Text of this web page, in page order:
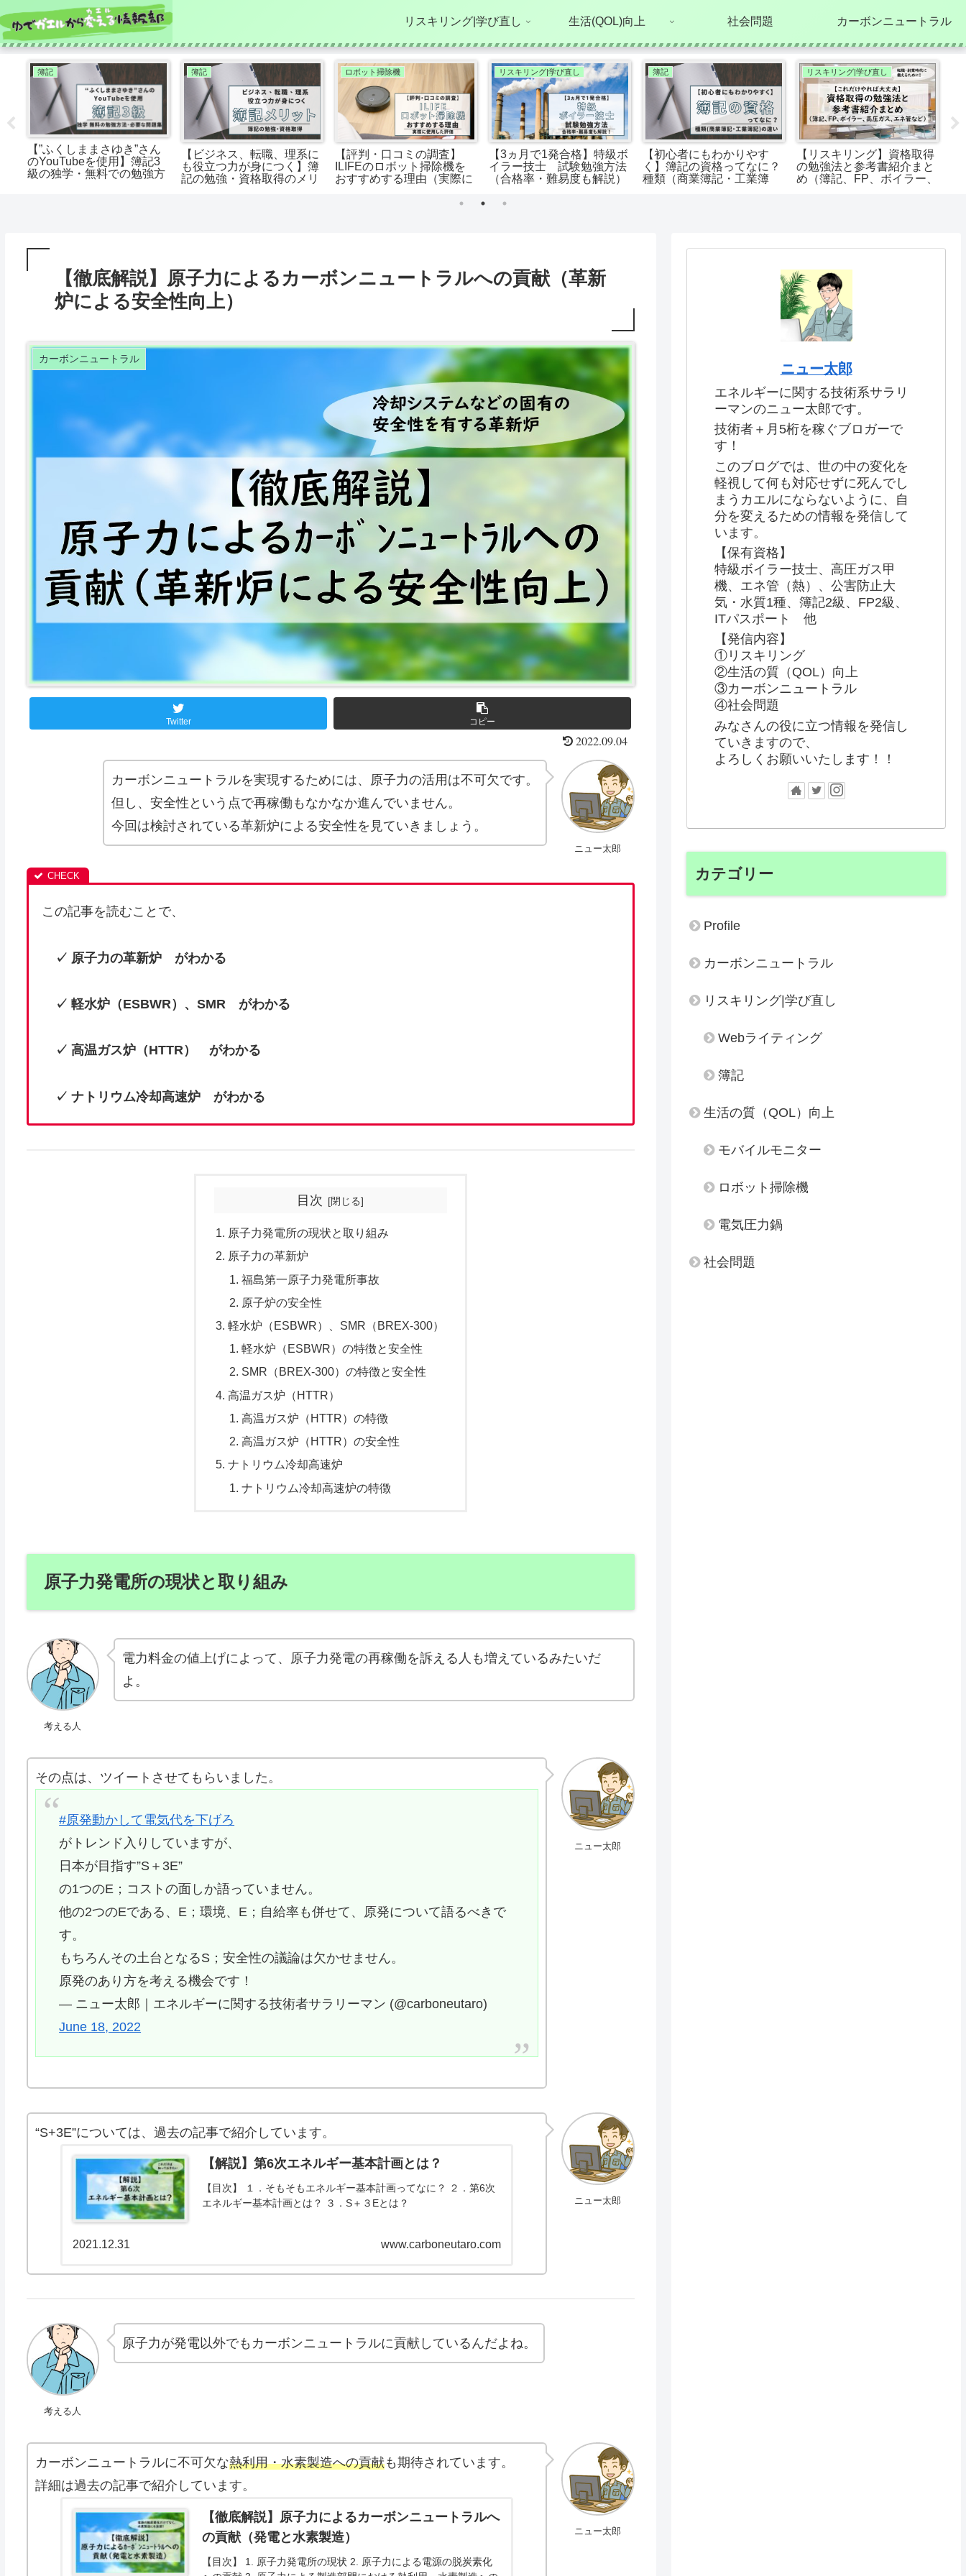
リスキリング|学び直し 生活(QOL)向上 社会問題 カーボンニュートラル
簿記
【”ふくしままさゆき”さん
のYouTubeを使用】簿記3
級の独学・無料での勉強方
簿記
【ビジネス、転職、理系に
も役立つ力が身につく】簿
記の勉強・資格取得のメリ
ロボット掃除機
【評判・口コミの調査】
ILIFEのロボット掃除機を
おすすめする理由（実際に
リスキリング|学び直し
【3ヵ月で1発合格】特級ボ
イラー技士 試験勉強方法
（合格率・難易度も解説）
簿記
【初心者にもわかりやす
く】簿記の資格ってなに？
種類（商業簿記・工業簿
リスキリング|学び直し
【リスキリング】資格取得
の勉強法と参考書紹介まと
め（簿記、FP、ボイラー、
【徹底解説】原子力によるカーボンニュートラルへの貢献（革新
炉による安全性向上）
カーボンニュートラル
Twitter コピー
2022.09.04
ニュー太郎
カーボンニュートラルを実現するためには、原子力の活用は不可欠です。
但し、安全性という点で再稼働もなかなか進んでいません。
今回は検討されている革新炉による安全性を見ていきましょう。
この記事を読むことで、
✓ 原子力の革新炉 がわかる
✓ 軽水炉（ESBWR）、SMR がわかる
✓ 高温ガス炉（HTTR） がわかる
✓ ナトリウム冷却高速炉 がわかる
目次
原子力発電所の現状と取り組み
原子力の革新炉
福島第一原子力発電所事故
原子炉の安全性
軽水炉（ESBWR）、SMR（BREX-300）
軽水炉（ESBWR）の特徴と安全性
SMR（BREX-300）の特徴と安全性
高温ガス炉（HTTR）
高温ガス炉（HTTR）の特徴
高温ガス炉（HTTR）の安全性
ナトリウム冷却高速炉
ナトリウム冷却高速炉の特徴
原子力発電所の現状と取り組み
考える人
電力料金の値上げによって、原子力発電の再稼働を訴える人も増えているみたいだ
よ。
ニュー太郎
その点は、ツイートさせてもらいました。
#原発動かして電気代を下げろ
がトレンド入りしていますが、
日本が目指す”S＋3E”
の1つのE；コストの面しか語っていません。
他の2つのEである、E；環境、E；自給率も併せて、原発について語るべきで
す。
もちろんその土台となるS；安全性の議論は欠かせません。
原発のあり方を考える機会です！
— ニュー太郎｜エネルギーに関する技術者サラリーマン (@carboneutaro)
June 18, 2022
ニュー太郎
“S+3E”については、過去の記事で紹介しています。
【解説】第6次エネルギー基本計画とは？
【目次】 １．そもそもエネルギー基本計画ってなに？ ２．第6次
エネルギー基本計画とは？ ３．S＋３Eとは？
www.carboneutaro.com
2021.12.31
考える人
原子力が発電以外でもカーボンニュートラルに貢献しているんだよね。
ニュー太郎
カーボンニュートラルに不可欠な熱利用・水素製造への貢献も期待されています。
詳細は過去の記事で紹介しています。
【徹底解説】原子力によるカーボンニュートラルへ
の貢献（発電と水素製造）
【目次】 1. 原子力発電所の現状 2. 原子力による電源の脱炭素化
ニュー太郎
エネルギーに関する技術系サラリ
ーマンのニュー太郎です。
技術者＋月5桁を稼ぐブロガーで
す！
このブログでは、世の中の変化を
軽視して何も対応せずに死んでし
まうカエルにならないように、自
分を変えるための情報を発信して
います。
【保有資格】
特級ボイラー技士、高圧ガス甲
機、エネ管（熱）、公害防止大
気・水質1種、簿記2級、FP2級、
ITパスポート 他
【発信内容】
①リスキリング
②生活の質（QOL）向上
③カーボンニュートラル
④社会問題
みなさんの役に立つ情報を発信し
ていきますので、
よろしくお願いいたします！！
カテゴリー
Profile
カーボンニュートラル
リスキリング|学び直し
Webライティング
簿記
生活の質（QOL）向上
モバイルモニター
ロボット掃除機
電気圧力鍋
社会問題